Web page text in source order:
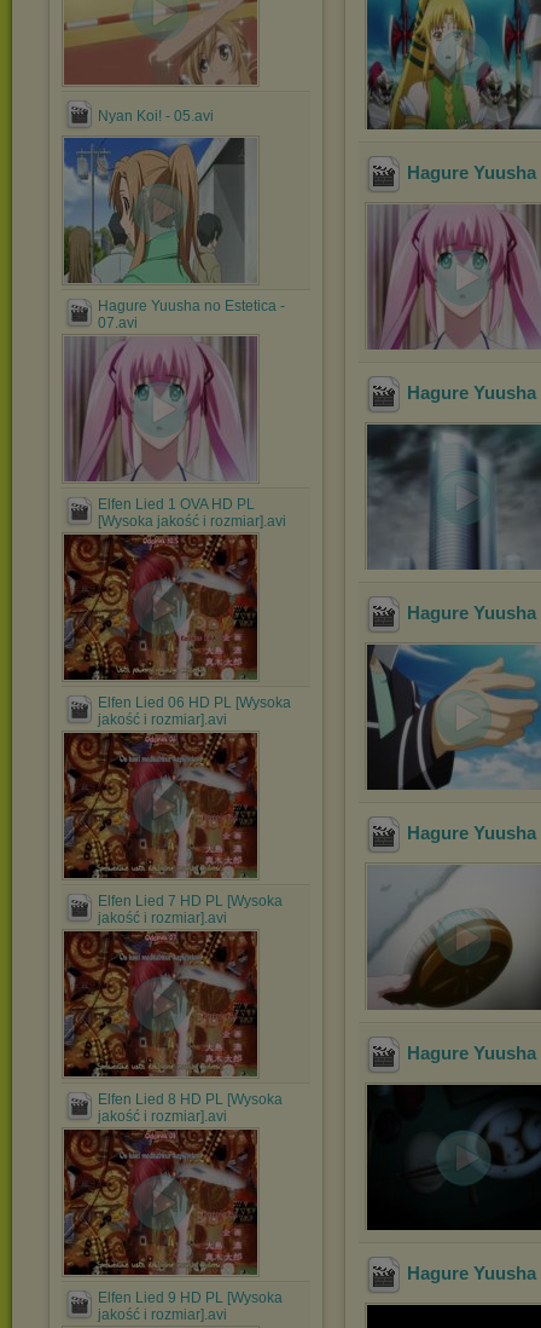
Nyan Koi! - 05.avi
Hagure Yuusha no Estetica -
07.avi
Elfen Lied 1 OVA HD PL
[Wysoka jakość i rozmiar].avi
Elfen Lied 06 HD PL [Wysoka
jakość i rozmiar].avi
Elfen Lied 7 HD PL [Wysoka
jakość i rozmiar].avi
Elfen Lied 8 HD PL [Wysoka
jakość i rozmiar].avi
Elfen Lied 9 HD PL [Wysoka
jakość i rozmiar].avi
Hagure
Hagure
Hagure
Hagure
Hagure
Hagure